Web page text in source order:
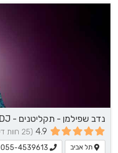
4.9 (25 חוות דעת)
תל אביב 055-4539613